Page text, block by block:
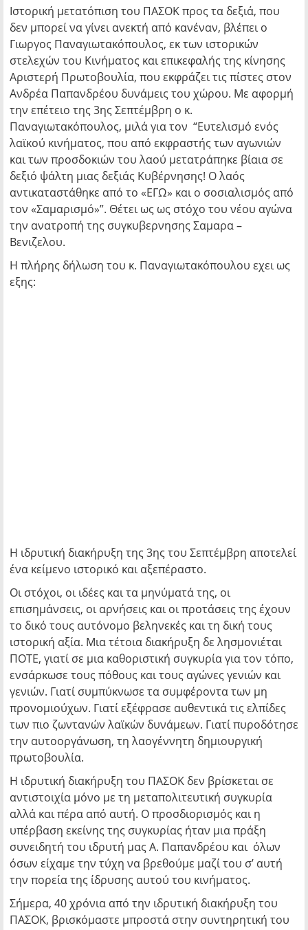
Ιστορική μετατόπιση του ΠΑΣΟΚ προς τα δεξιά, που
δεν μπορεί να γίνει ανεκτή από κανέναν, βλέπει ο
Γιωργος Παναγιωτακόπουλος, εκ των ιστορικών
στελεχών του Κινήματος και επικεφαλής της κίνησης
Αριστερή Πρωτοβουλία, που εκφράζει τις πίστες στον
Ανδρέα Παπανδρέου δυνάμεις του χώρου. Με αφορμή
την επέτειο της 3ης Σεπτέμβρη ο κ.
Παναγιωτακόπουλος, μιλά για τον “Ευτελισμό ενός
λαϊκού κινήματος, που από εκφραστής των αγωνιών
και των προσδοκιών του λαού μετατράπηκε βίαια σε
δεξιό ψάλτη μιας δεξιάς Κυβέρνησης! Ο λαός
αντικαταστάθηκε από το «ΕΓΩ» και ο σοσιαλισμός από
τον «Σαμαρισμό»”. Θέτει ως ως στόχο του νέου αγώνα
την ανατροπή της συγκυβερνησης Σαμαρα –
Βενιζελου.
Η πλήρης δήλωση του κ. Παναγιωτακόπουλου εχει ως
εξης:
Η ιδρυτική διακήρυξη της 3ης του Σεπτέμβρη αποτελεί
ένα κείμενο ιστορικό και αξεπέραστο.
Οι στόχοι, οι ιδέες και τα μηνύματά της, οι
επισημάνσεις, οι αρνήσεις και οι προτάσεις της έχουν
το δικό τους αυτόνομο βεληνεκές και τη δική τους
ιστορική αξία. Μια τέτοια διακήρυξη δε λησμονιέται
ΠΟΤΕ, γιατί σε μια καθοριστική συγκυρία για τον τόπο,
ενσάρκωσε τους πόθους και τους αγώνες γενιών και
γενιών. Γιατί συμπύκνωσε τα συμφέροντα των μη
προνομιούχων. Γιατί εξέφρασε αυθεντικά τις ελπίδες
των πιο ζωντανών λαϊκών δυνάμεων. Γιατί πυροδότησε
την αυτοοργάνωση, τη λαογέννητη δημιουργική
πρωτοβουλία.
Η ιδρυτική διακήρυξη του ΠΑΣΟΚ δεν βρίσκεται σε
αντιστοιχία μόνο με τη μεταπολιτευτική συγκυρία
αλλά και πέρα από αυτή. Ο προσδιορισμός και η
υπέρβαση εκείνης της συγκυρίας ήταν μια πράξη
συνειδητή του ιδρυτή μας Α. Παπανδρέου και όλων
όσων είχαμε την τύχη να βρεθούμε μαζί του σ’ αυτή
την πορεία της ίδρυσης αυτού του κινήματος.
Σήμερα, 40 χρόνια από την ιδρυτική διακήρυξη του
ΠΑΣΟΚ, βρισκόμαστε μπροστά στην συντηρητική του